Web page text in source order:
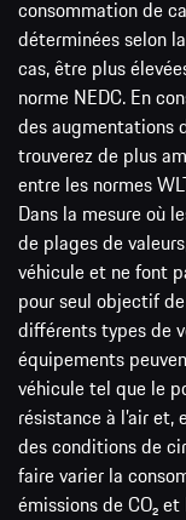
consommation de
déterminées selon
cas, être plus
norme NEDC. En
des augmentations
trouverez de plus
entre les normes
Dans la mesure où
de plages de
véhicule et ne font
pour seul objectif
différents types de
équipements
véhicule tel que le
résistance à l’air
des conditions de
faire varier la
émissions de CO₂